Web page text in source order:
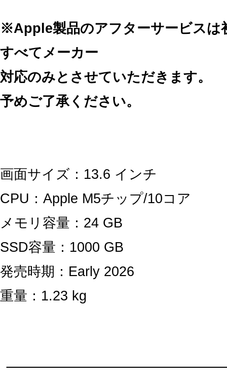
※Apple製品のアフターサービスは
すべてメーカー
対応のみとさせていただきます。
予めご了承ください。
画面サイズ：13.6 インチ
CPU：Apple M5チップ/10コア
メモリ容量：24 GB
SSD容量：1000 GB
発売時期：Early 2026
重量：1.23 kg